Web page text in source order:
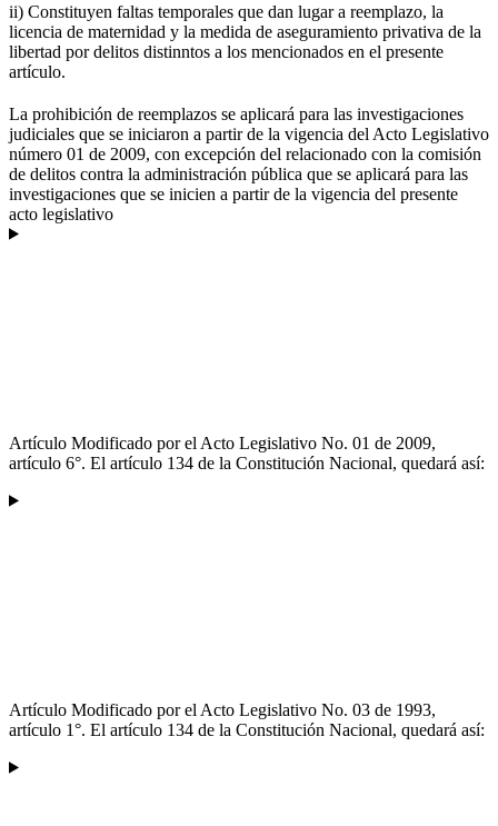
ii) Constituyen faltas temporales que dan lugar a reemplazo, la
licencia de maternidad y la medida de aseguramiento privativa de la
libertad por delitos distinntos a los mencionados en el presente
artículo.
La prohibición de reemplazos se aplicará para las investigaciones
judiciales que se iniciaron a partir de la vigencia del Acto Legislativo
número 01 de 2009, con excepción del relacionado con la comisión
de delitos contra la administración pública que se aplicará para las
investigaciones que se inicien a partir de la vigencia del presente
acto legislativo
Artículo Modificado por el Acto Legislativo No. 01 de 2009,
artículo 6°. El artículo 134 de la Constitución Nacional, quedará así:
Artículo Modificado por el Acto Legislativo No. 03 de 1993,
artículo 1°. El artículo 134 de la Constitución Nacional, quedará así: